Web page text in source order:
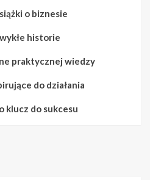
o biznesie
historie
praktycznej wiedzy
do działania
klucz do sukcesu